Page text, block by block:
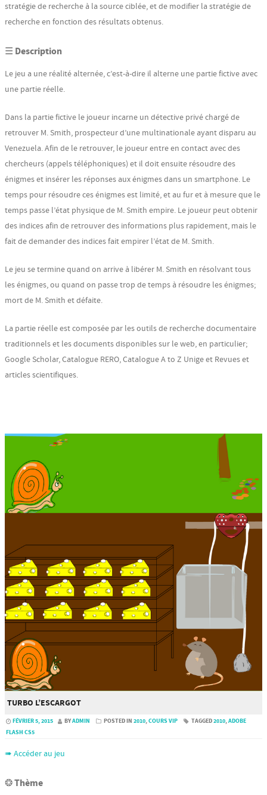
stratégie de recherche à la source ciblée, et de modifier la stratégie de
recherche en fonction des résultats obtenus.
☰ Description
Le jeu a une réalité alternée, c’est-à-dire il alterne une partie fictive avec
une partie réelle.
Dans la partie fictive le joueur incarne un détective privé chargé de
retrouver M. Smith, prospecteur d’une multinationale ayant disparu au
Venezuela. Afin de le retrouver, le joueur entre en contact avec des
chercheurs (appels téléphoniques) et il doit ensuite résoudre des
énigmes et insérer les réponses aux énigmes dans un smartphone. Le
temps pour résoudre ces énigmes est limité, et au fur et à mesure que le
temps passe l’état physique de M. Smith empire. Le joueur peut obtenir
des indices afin de retrouver des informations plus rapidement, mais le
fait de demander des indices fait empirer l’état de M. Smith.
Le jeu se termine quand on arrive à libérer M. Smith en résolvant tous
les énigmes, ou quand on passe trop de temps à résoudre les énigmes;
mort de M. Smith et défaite.
La partie réelle est composée par les outils de recherche documentaire
traditionnels et les documents disponibles sur le web, en particulier;
Google Scholar, Catalogue RERO, Catalogue A to Z Unige et Revues et
articles scientifiques.
TURBO L’ESCARGOT
FÉVRIER 5, 2015 BYADMIN POSTED IN 2010,COURS VIP TAGGED2010,ADOBE
FLASH CS5
➠ Accéder au jeu
❂ Thème